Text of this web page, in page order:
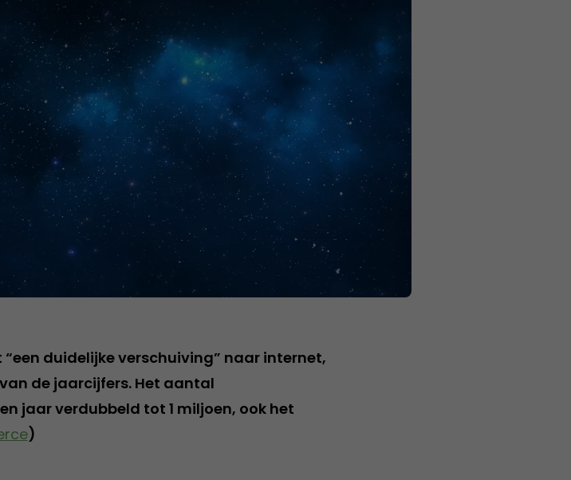
duidelijke verschuiving” naar internet,
de jaarcijfers. Het aantal
jaar verdubbeld tot 1 miljoen, ook het
)